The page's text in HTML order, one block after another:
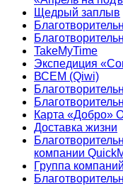
Щедрый заплыв
TakeMyTime
Экспедиция
ВСЕМ (Qiwi)
Карта «Добро»
Доставка жизни
компании
Группа